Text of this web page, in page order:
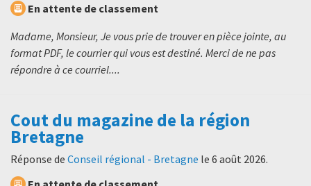
En attente de classement
Madame, Monsieur, Je vous prie de trouver en pièce jointe, au
format PDF, le courrier qui vous est destiné. Merci de ne pas
répondre à ce courriel....
Cout du magazine de la région
Bretagne
Réponse de Conseil régional - Bretagne le 6 août 2026.